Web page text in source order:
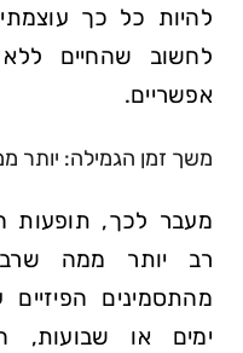
להיות כל כך
לחשוב שהחיים
אפשריים.
משך זמן הגמילה:
מעבר לכך, תופעות
רב יותר ממה
מהתסמינים
ימים או שבועות,